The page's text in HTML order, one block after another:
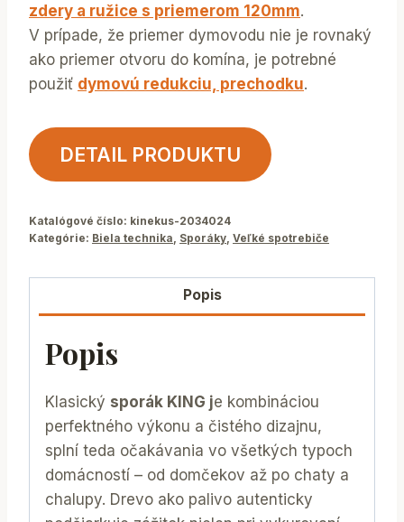
zdery a ružice s priemerom 120mm.
V prípade, že priemer dymovodu nie je rovnaký
ako priemer otvoru do komína, je potrebné
použiť dymovú redukciu, prechodku.
DETAIL PRODUKTU
Katalógové číslo: kinekus-2034024
Kategórie: Biela technika Sporáky Veľké spotrebiče
Popis
Popis
Klasický sporák KING je kombináciou
perfektného výkonu a čistého dizajnu,
splní teda očakávania vo všetkých typoch
domácností – od domčekov až po chaty a
chalupy. Drevo ako palivo autenticky